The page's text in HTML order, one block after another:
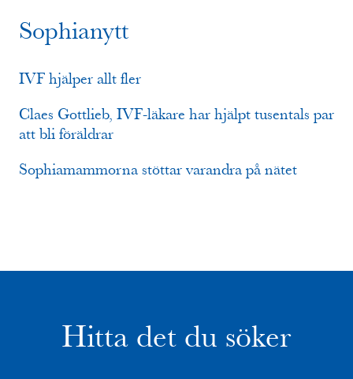
Sophianytt
IVF hjälper allt fler
Claes Gottlieb, IVF-läkare har hjälpt tusentals par
att bli föräldrar
Sophiamammorna stöttar varandra på nätet
Hitta det du söker